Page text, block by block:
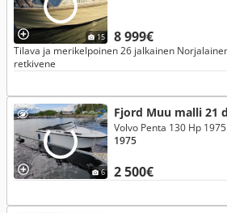
15 8 999€
Tilava ja merikelpoinen 26 jalkainen
retkivene
6
Fjord Muu malli 21
2 500€
Volvo Penta 130 Hp 1975
1975